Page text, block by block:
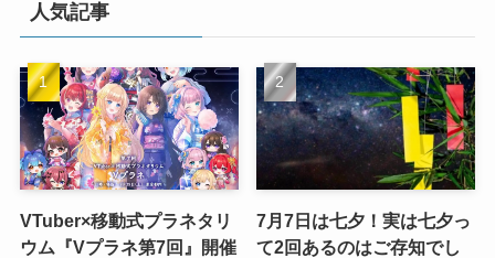
人気記事
VTuber×移動式プラネタリ
ウム『Vプラネ第7回』開催
7月7日は七夕！実は七夕っ
て2回あるのはご存知でし